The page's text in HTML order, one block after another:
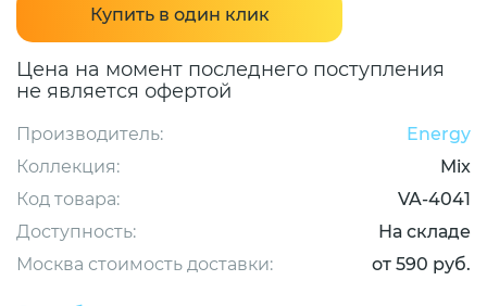
Купить в один клик
Цена на момент последнего поступления
не является офертой
Производитель:
Energy
Коллекция:
Mix
Код товара:
VA-4041
Доступность:
На складе
Москва стоимость доставки:
от 590 руб.